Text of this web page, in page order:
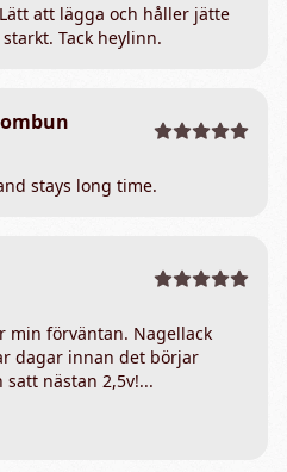
att lägga och håller jätte
Tack heylinn.
stays long time.
min förväntan. Nagellack
dagar innan det börjar
nästan 2,5v!...